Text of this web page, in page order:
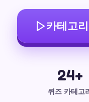
카테고
24+
퀴즈 카테고